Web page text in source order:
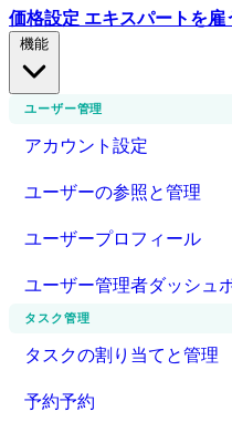
価格設定 エキスパートを雇
ユーザー管理
アカウント設定
ユーザーの参照と管理
ユーザープロフィール
ユーザー管理者ダッシュ
タスク管理
タスクの割り当てと管理
予約予約